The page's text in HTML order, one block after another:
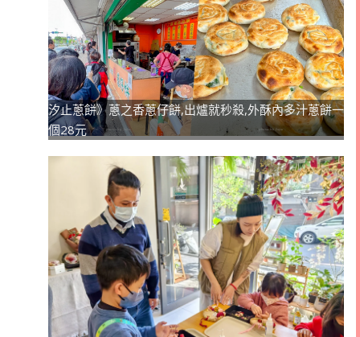
汐止蔥餅》蔥之香蔥仔餅,出爐就秒殺,外酥內多汁蔥餅一
個28元